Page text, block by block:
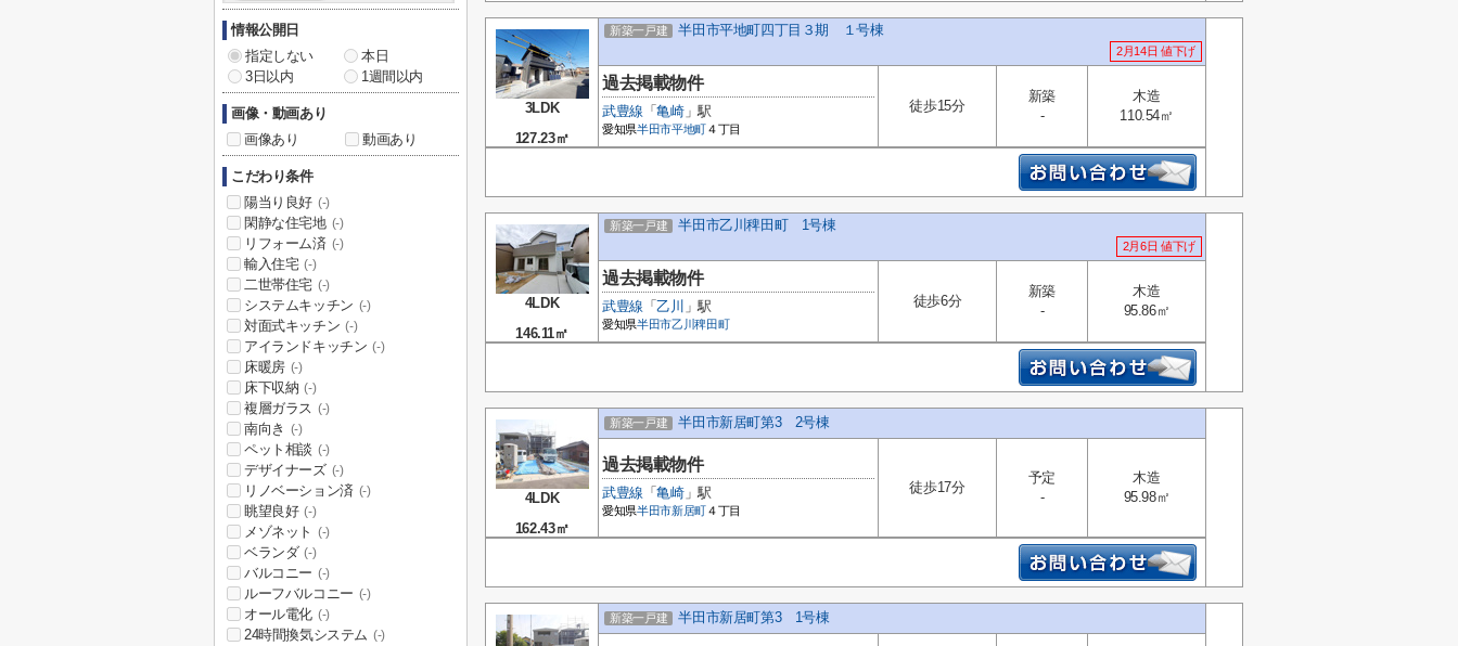
3LDK
127.23㎡
新築一戸建 半田市平地町四丁目３期 １号棟
2月14日 値下げ
過去掲載物件
武豊線 「亀崎」駅
愛知県半田市平地町 ４丁目
徒歩15分
新築
-
木造
110.54㎡
4LDK
146.11㎡
新築一戸建 半田市乙川稗田町 1号棟
2月6日 値下げ
過去掲載物件
武豊線 「乙川 」駅
愛知県半田市乙川稗田町
徒歩6分
新築
-
木造
95.86㎡
4LDK
162.43㎡
新築一戸建 半田市新居町第3 2号棟
過去掲載物件
武豊線 「亀崎」駅
愛知県半田市新居町 ４丁目
徒歩17分
予定
-
木造
95.98㎡
新築一戸建 半田市新居町第3 1号棟
情報公開日
指定しない
本日
3日以内
1週間以内
画像・動画あり
画像あり
動画あり
こだわり条件
陽当り良好 (-)
閑静な住宅地 (-)
リフォーム済 (-)
輸入住宅 (-)
二世帯住宅 (-)
システムキッチン (-)
対面式キッチン (-)
アイランドキッチン (-)
床暖房 (-)
床下収納 (-)
複層ガラス (-)
南向き (-)
ペット相談 (-)
デザイナーズ (-)
リノベーション済 (-)
眺望良好 (-)
メゾネット (-)
ベランダ (-)
バルコニー (-)
ルーフバルコニー (-)
オール電化 (-)
24時間換気システム (-)